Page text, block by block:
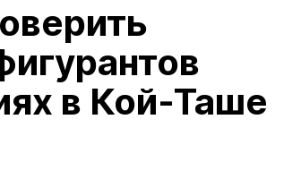
в Кой‑Таше